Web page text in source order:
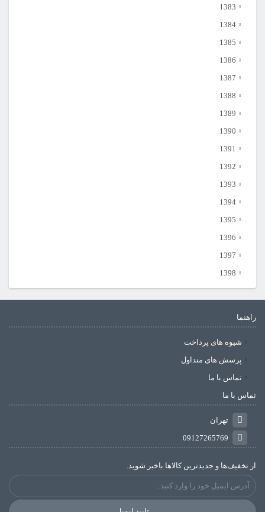
1383
1384
1385
1386
1387
1388
1389
1390
1391
1392
1393
1394
1395
1396
1397
1398
راهنما
شیوه های پرداخت
پرسش های متداول
تماس با ما
تماس با ما
تهران
09127265769
از تخفیف‌ها و جدیدترین‌ کالاها باخبر شوید.